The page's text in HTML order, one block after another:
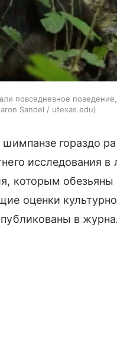
повседневное
Sandel / utexas.edu
шимпанзе гораздо
исследования
которым обезьяны
оценки
в